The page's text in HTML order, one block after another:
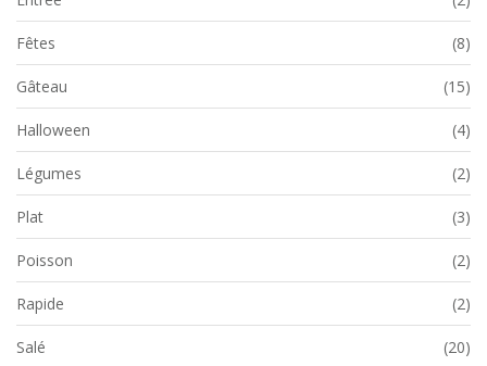
Fêtes (8)
Gâteau (15)
Halloween (4)
Légumes (2)
Plat (3)
Poisson (2)
Rapide (2)
Salé (20)